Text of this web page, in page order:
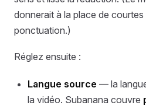
donnerait à la place de
ponctuation.)
Réglez ensuite :
Langue source — la
la vidéo. Subanana couvre